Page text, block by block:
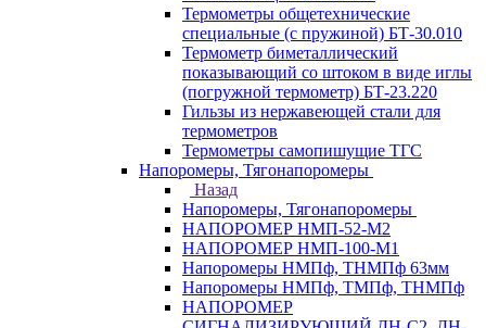
Термометры общетехнические
специальные (с пружиной) БТ-30.010
Термометр биметаллический
показывающий со штоком в виде иглы
(погружной термометр) БТ-23.220
Гильзы из нержавеющей стали для
термометров
Термометры самопишущие ТГС
Напоромеры, Тягонапоромеры
Назад
Напоромеры, Тягонапоромеры
НАПОРОМЕР НМП-52-М2
НАПОРОМЕР НМП-100-М1
Напоромеры НМПф, ТНМПф 63мм
Напоромеры НМПф, ТМПф, ТНМПф
НАПОРОМЕР